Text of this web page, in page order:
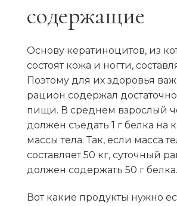
содержащие
Основу кератиноцитов, из
состоят кожа и ногти,
Поэтому для их здоровья
рацион содержал
пищи. В среднем взрослый
должен съедать 1 г белка на
массы тела. Так, если масса
составляет 50 кг, суточный
должен содержать 50 г белка.
Вот какие продукты нужно